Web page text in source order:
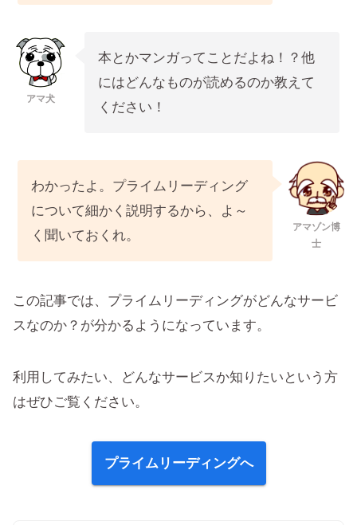
アマ犬
本とかマンガってことだよね！？他
にはどんなものが読めるのか教えて
ください！
わかったよ。プライムリーディング
について細かく説明するから、よ～
く聞いておくれ。
アマゾン博
士
この記事では、プライムリーディングがどんなサービ
スなのか？が分かるようになっています。
利用してみたい、どんなサービスか知りたいという方
はぜひご覧ください。
プライムリーディングへ